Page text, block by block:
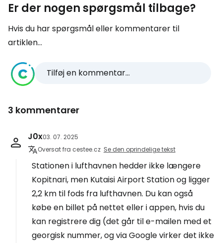
Er der nogen spørgsmål tilbage?
Hvis du har spørgsmål eller kommentarer til
artiklen...
Tilføj en kommentar...
3 kommentarer
J0x03. 07. 2025
Oversat fra cestee.cz Se den oprindelige tekst
Stationen i lufthavnen hedder ikke længere
Kopitnari, men Kutaisi Airport Station og ligger
2,2 km til fods fra lufthavnen. Du kan også
købe en billet på nettet eller i appen, hvis du
kan registrere dig (det går til e-mailen med et
georgisk nummer, og via Google virker det ikke